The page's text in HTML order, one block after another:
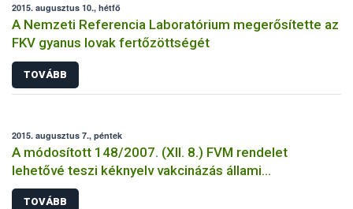
2015. augusztus 10., hétfő
A Nemzeti Referencia Laboratórium megerősítette az
FKV gyanus lovak fertőzöttségét
TOVÁBB
2015. augusztus 7., péntek
A módosított 148/2007. (XII. 8.) FVM rendelet
lehetővé teszi kéknyelv vakcinázás állami
támogatását
TOVÁBB